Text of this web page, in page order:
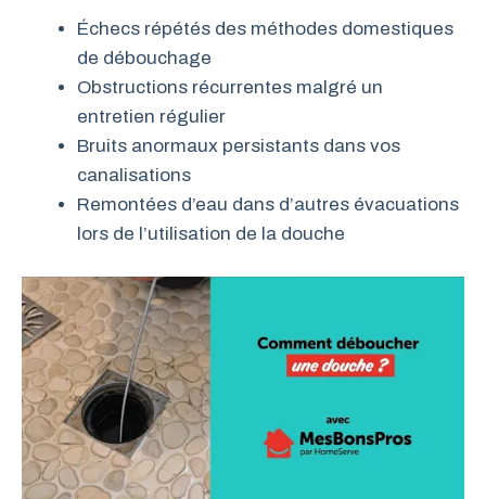
Échecs répétés des méthodes domestiques
de débouchage
Obstructions récurrentes malgré un
entretien régulier
Bruits anormaux persistants dans vos
canalisations
Remontées d’eau dans d’autres évacuations
lors de l’utilisation de la douche